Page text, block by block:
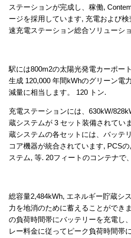
ステーションが完成し、稼働,
ージを採用しています, 充電および
速充電ステーション総合ソリューシ
駅には800m2の太陽光発電カーポー
生成 120,000 年間kWhのグリーン電
減量に相当します。 120 トン.
充電ステーションには、630kW/
蔵システムが 3 セット装備されてい
蔵システムの各セットには、バッテ
コア機器が統合されています, PCS
ステム, 等. 20フィートのコンテナで
総容量2,484kWh, エネルギー貯蔵シ
力を地消のために蓄えることができ
の負荷時間帯にバッテリーを充電し
レー料金に従ってピーク負荷時間帯